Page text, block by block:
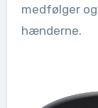
medfølger
hænderne.